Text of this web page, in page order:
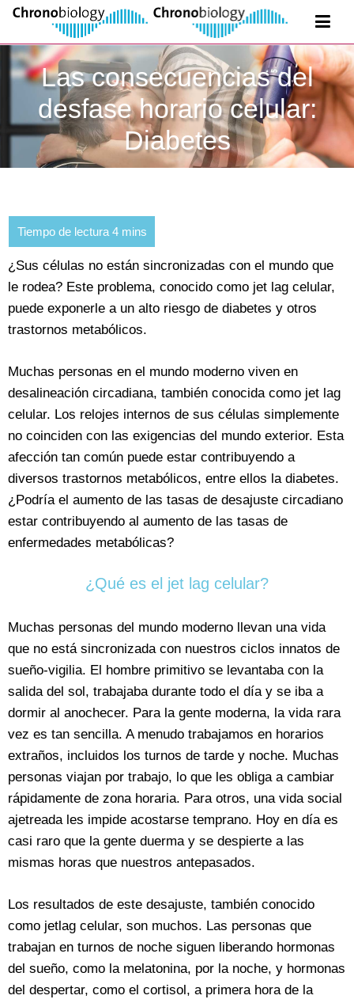
Las consecuencias del
desfase horario celular:
Diabetes
¿Sus células no están sincronizadas con el mundo que
le rodea? Este problema, conocido como jet lag celular,
puede exponerle a un alto riesgo de diabetes y otros
trastornos metabólicos.
Muchas personas en el mundo moderno viven en
desalineación circadiana, también conocida como jet lag
celular. Los relojes internos de sus células simplemente
no coinciden con las exigencias del mundo exterior. Esta
afección tan común puede estar contribuyendo a
diversos trastornos metabólicos, entre ellos la diabetes.
¿Podría el aumento de las tasas de desajuste circadiano
estar contribuyendo al aumento de las tasas de
enfermedades metabólicas?
¿Qué es el jet lag celular?
Muchas personas del mundo moderno llevan una vida
que no está sincronizada con nuestros ciclos innatos de
sueño-vigilia. El hombre primitivo se levantaba con la
salida del sol, trabajaba durante todo el día y se iba a
dormir al anochecer. Para la gente moderna, la vida rara
vez es tan sencilla. A menudo trabajamos en horarios
extraños, incluidos los turnos de tarde y noche. Muchas
personas viajan por trabajo, lo que les obliga a cambiar
rápidamente de zona horaria. Para otros, una vida social
ajetreada les impide acostarse temprano. Hoy en día es
casi raro que la gente duerma y se despierte a las
mismas horas que nuestros antepasados.
Los resultados de este desajuste, también conocido
como jetlag celular, son muchos. Las personas que
trabajan en turnos de noche siguen liberando hormonas
del sueño, como la melatonina, por la noche, y hormonas
del despertar, como el cortisol, a primera hora de la